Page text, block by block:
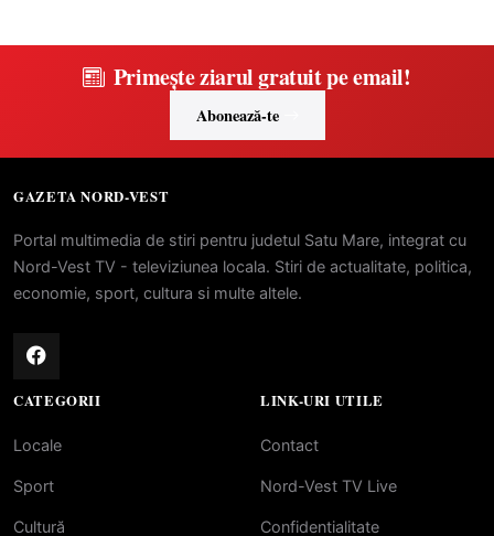
Primește ziarul gratuit pe email!
Abonează-te
GAZETA NORD-VEST
Portal multimedia de stiri pentru judetul Satu Mare, integrat cu
Nord-Vest TV - televiziunea locala. Stiri de actualitate, politica,
economie, sport, cultura si multe altele.
CATEGORII
Locale
Sport
Cultură
LINK-URI UTILE
Contact
Nord-Vest TV Live
Confidentialitate